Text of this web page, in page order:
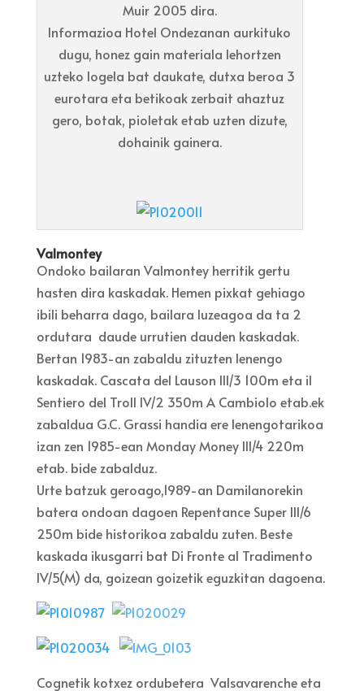
Muir 2005 dira.
Informazioa Hotel Ondezanan aurkituko
dugu, honez gain materiala lehortzen
uzteko logela bat daukate, dutxa beroa 3
eurotara eta betikoak zerbait ahaztuz
gero, botak, pioletak etab uzten dizute,
dohainik gainera.
Valmontey
Ondoko bailaran Valmontey herritik gertu
hasten dira kaskadak. Hemen pixkat gehiago
ibili beharra dago, bailara luzeagoa da ta 2
ordutara daude urrutien dauden kaskadak.
Bertan 1983-an zabaldu zituzten lenengo
kaskadak. Cascata del Lauson III/3 100m eta il
Sentiero del Troll IV/2 350m A Cambiolo etab.ek
zabaldua G.C. Grassi handia ere lenengotarikoa
izan zen 1985-ean Monday Money III/4 220m
etab. bide zabalduz.
Urte batzuk geroago,1989-an Damilanorekin
batera ondoan dagoen Repentance Super III/6
250m bide historikoa zabaldu zuten. Beste
kaskada ikusgarri bat Di Fronte al Tradimento
IV/5(M) da, goizean goizetik eguzkitan dagoena.
Cognetik kotxez ordubetera Valsavarenche eta